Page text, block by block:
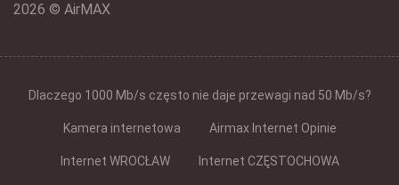
2026 © AirMAX
Dlaczego 1000 Mb/s często nie daje przewagi nad 50 Mb/s?
Kamera internetowa Airmax Internet Opinie
Internet WROCŁAW Internet CZĘSTOCHOWA